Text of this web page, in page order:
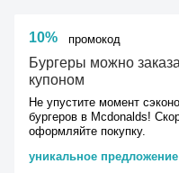
10% промокод
Бургеры можно
купоном
Не упустите момент
бургеров в Mcdonalds!
оформляйте покупку.
уникальное предложение